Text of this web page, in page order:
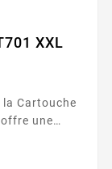
XXL
et
et régulier